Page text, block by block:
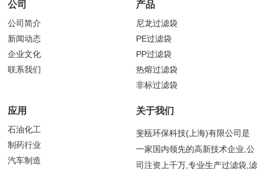
公司
公司简介
新闻动态
企业文化
联系我们
产品
尼龙过滤袋
PE过滤袋
PP过滤袋
热熔过滤袋
非标过滤袋
应用
石油化工
制药行业
汽车制造
关于我们
斐瓯环保科技(上海)有限公司是
一家国内领先的高新技术企业,公
司注资上千万,专业生产过滤袋,滤